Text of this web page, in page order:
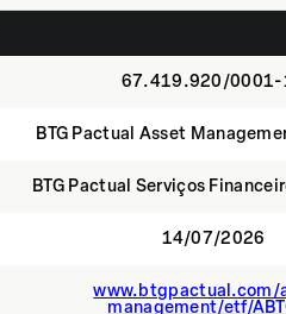
67.419.920/0001-
BTG Pactual Asset
BTG Pactual Serviços
14/07/2026
www.btgpactual.com/
management/etf/